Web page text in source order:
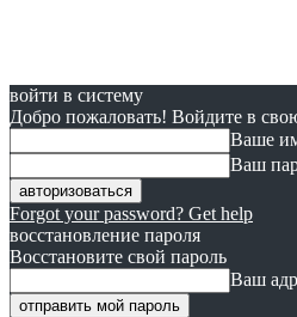
войти в систему
Добро пожаловать! Войдите в
Ваше
Ваш
Forgot your password? Get help
восстановление пароля
Восстановите свой пароль
Ваш